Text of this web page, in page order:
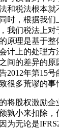
和税法根本
时，根据我们
我们税法上对
原理是基于整
计上的处理方
间的差异的原
2012年第15
很多荒谬的事
股权激励企
孰小来扣除，
无论是IFRS2